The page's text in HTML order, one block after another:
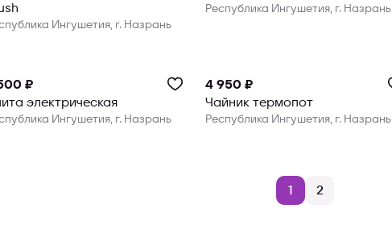
Ингушетия, г. Назрань
Республика Ингушетия, г. Назрань
₽
электрическая
Ингушетия, г. Назрань
4 950 ₽
Чайник термопот
Республика Ингушетия, г. Назрань
1 2